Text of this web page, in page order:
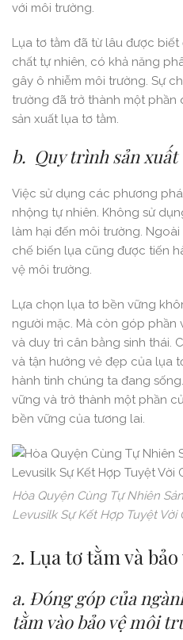
với môi trường.
Lụa tơ tằm đã từ lâu được
chất tự nhiên, có khả năng
gây ô nhiễm môi trường. Sự
trường đã trở thành một
sản xuất lụa tơ tằm.
b. Quy trình sản xuất
Việc sử dụng các phương
nhộng tự nhiên. Không sử
làm hại đến môi trường.
chế biến lụa cũng được tiến
vệ môi trường.
Lựa chọn lụa tơ bền vững
người mặc. Mà còn góp phần
và duy trì cân bằng sinh thái.
và tận hưởng vẻ đẹp của lụa
hành tinh chúng ta đang
vững và trở thành một phần
bền vững của tương lai.
Hòa Quyện Cùng Tự Nhiên
Levusilk Sự Kết Hợp Tuyệt Vời
2. Lụa tơ tằm và
a. Đóng góp của
tằm vào bảo vệ môi